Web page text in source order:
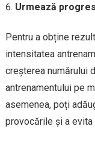
Urmează
Pentru a obține
intensitatea
creșterea numărului
antrenamentului pe
asemenea, poți
provocările și a evita